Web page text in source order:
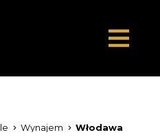
Wynajem Włodawa